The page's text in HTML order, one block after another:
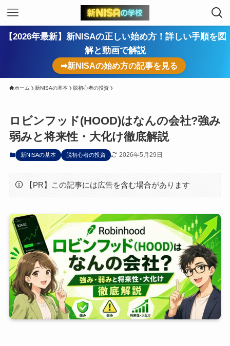
【2026年最新】新NISAの正しい始め方！詳しい手順を図
解と動画で解説
➡新NISAの始め方の記事を見る
ホーム 新NISAの基本 脱初心者の投資
ロビンフッド(HOOD)はなんの会社?強み
弱みと将来性・大化け徹底解説
新NISAの基本 脱初心者の投資 2026年5月29日
【PR】この記事には広告を含む場合があります